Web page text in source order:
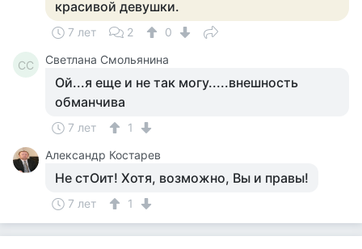
красивой девушки.
7 лет 2 0
СС Светлана Смольянина
Ой...я еще и не так могу.....внешность
обманчива
7 лет
1
Александр Костарев
Не стОит! Хотя, возможно, Вы и правы!
7 лет 1